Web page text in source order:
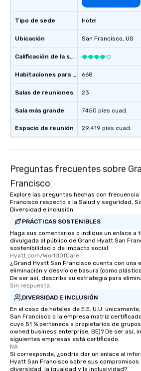
Tipo de sede
Ubicación
Calificación de la sede
Habitaciones para huéspedes
Salas de reuniones
Sala más grande
Espacio de reunión
Hotel
San Francisco, US
668
23
7450 pies cuad.
29.419 pies cuad.
Preguntas frecuentes sobre
Francisco
Explore las preguntas hechas con frecuencia
Francisco respecto a la Salud y seguridad,
Diversidad e inclusión
PRÁCTICAS SOSTENIBLES
Haga sus comentarios o indique un enlace a
divulgada al público de Grand Hyatt San
sostenibilidad o de impacto social.
Hyatt.com/WorldOfCare
¿Grand Hyatt San Francisco cuenta con una
eliminación y desvío de basura (como
De ser así, describa su estrategia para
Sin respuesta.
DIVERSIDAD E INCLUSIÓN
En el caso de hoteles de E.E. U.U.
San Francisco o la empresa matriz
cuyo 51 % pertenece a propietarios de
owned business enterprise, BE)? De ser así,
siguientes empresas está certificado.
NA
Si corresponde, ¿podría dar un enlace al
Hyatt San Francisco sobre sus
diversidad, la igualdad y la inclusividad?